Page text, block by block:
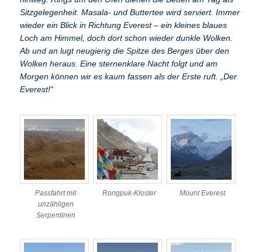
Sitzgelegenheit. Masala- und Buttertee wird serviert. Immer
wieder ein Blick in Richtung Everest – ein kleines blaues
Loch am Himmel, doch dort schon wieder dunkle Wolken.
Ab und an lugt neugierig die Spitze des Berges über den
Wolken heraus. Eine sternenklare Nacht folgt und am
Morgen können wir es kaum fassen als der Erste ruft. „Der
Everest!“
Passfahrt mit
unzähligen
Serpentinen
Rongpuk-Kloster Mount Everest